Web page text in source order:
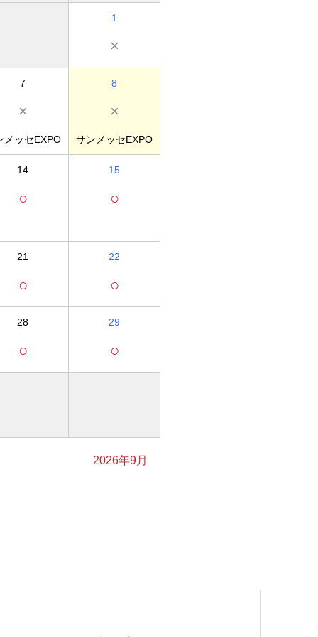
1
×
7
×
メッセEXPO
8
×
サンメッセEXPO
14
○
15
○
21
○
22
○
28
○
29
○
2026年9月